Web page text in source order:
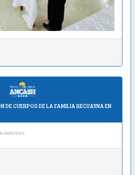
DE CUERPOS DE LA FAMILIA RECUAYNA EN
01/2024